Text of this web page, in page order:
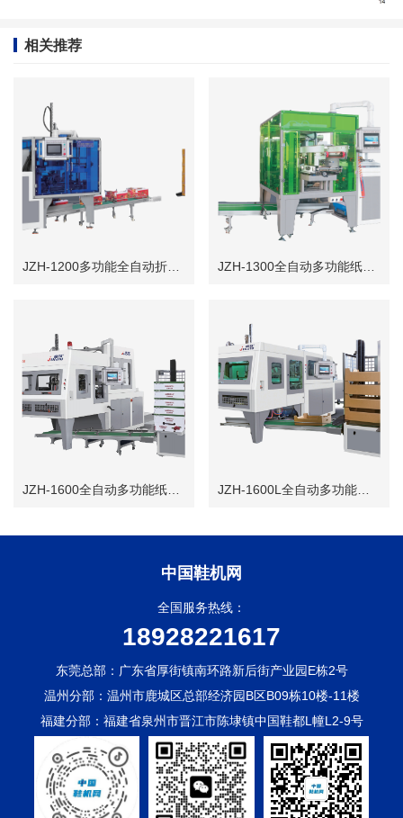
相关推荐
JZH-1200多功能全自动折盒机 JZH-1300全自动多功能纸盒成型机(三片式水果盒机)
中国鞋机网
全国服务热线：
18928221617
东莞总部：广东省厚街镇南环路新后街产业园E栋2号
温州分部：温州市鹿城区总部经济园B区B09栋10楼-11楼
福建分部：福建省泉州市晋江市陈埭镇中国鞋都L幢L2-9号